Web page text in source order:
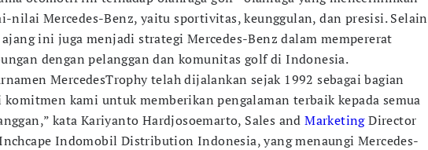
nilai Mercedes-Benz, yaitu sportivitas, keunggulan, dan presisi. Selain
ini juga menjadi strategi Mercedes-Benz dalam mempererat
dengan pelanggan dan komunitas golf di Indonesia.
MercedesTrophy telah dijalankan sejak 1992 sebagai bagian
komitmen kami untuk memberikan pengalaman terbaik kepada semua
kata Kariyanto Hardjosoemarto, Sales andMarketingDirector
Indomobil Distribution Indonesia, yang menaungi Mercedes-